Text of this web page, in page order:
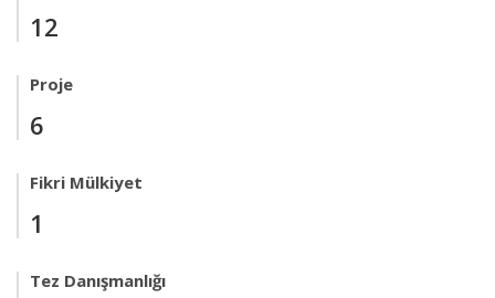
12
Proje
6
Fikri Mülkiyet
1
Tez Danışmanlığı